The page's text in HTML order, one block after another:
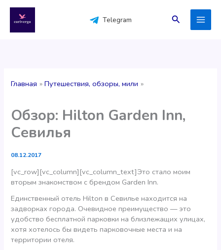
содержимому
Telegram Поиск
Главная Путешествия, обзоры, мили
Обзор: Hilton Garden Inn,
Севилья
08.12.2017
[vc_row][vc_column][vc_column_text]Это стало моим
вторым знакомством с брендом Garden Inn.
Единственный отель Hilton в Севилье находится на
задворках города. Очевидное преимущество — это
удобство бесплатной парковки на близлежащих улицах,
хотя хотелось бы видеть парковочные места и на
территории отеля.